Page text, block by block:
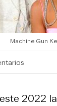
Machine Gun
2022